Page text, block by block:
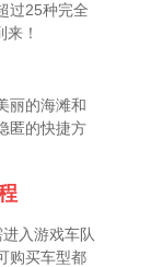
过25种完全
！
丽的海滩和
匿的快捷方
入游戏车队
购买车型都